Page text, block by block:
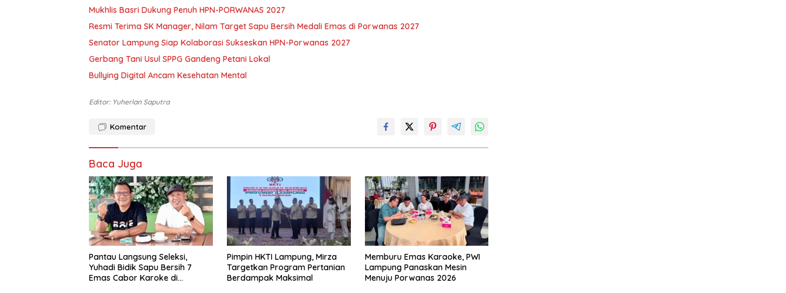
Mukhlis Basri Dukung Penuh HPN-PORWANAS 2027
Resmi Terima SK Manager, Nilam Target Sapu Bersih Medali Emas di Porwanas 2027
Senator Lampung Siap Kolaborasi Sukseskan HPN-Porwanas 2027
Gerbang Tani Usul SPPG Gandeng Petani Lokal
Bullying Digital Ancam Kesehatan Mental
Editor: Yuherlan Saputra
Komentar
Baca Juga
Pantau Langsung Seleksi,
Yuhadi Bidik Sapu Bersih 7
Emas Cabor Karoke di
Pimpin HKTI Lampung, Mirza
Targetkan Program Pertanian
Berdampak Maksimal
Memburu Emas Karaoke, PWI
Lampung Panaskan Mesin
Menuju Porwanas 2026